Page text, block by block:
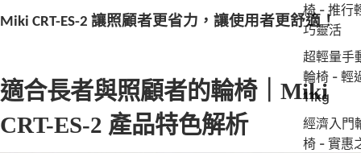
椅 - 推行
巧靈活
超輕量手
輪椅 - 輕
11kg
經濟入門
椅 - 實惠
Miki CRT-ES-2 讓照顧者更省力，讓使用者更舒適！
適合長者與照顧者的輪椅｜ Miki
CRT-ES-2 產品特色解析